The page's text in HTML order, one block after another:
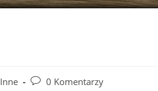
Inne
Post0 Komentarzy